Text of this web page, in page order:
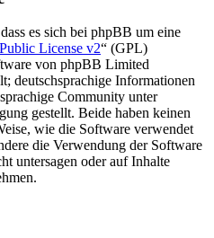
es sich bei phpBB um eine
License v2“ (GPL)
von phpBB Limited
deutschsprachige Informationen
Community unter
gestellt. Beide haben keinen
wie die Software verwendet
die Verwendung der Software
untersagen oder auf Inhalte